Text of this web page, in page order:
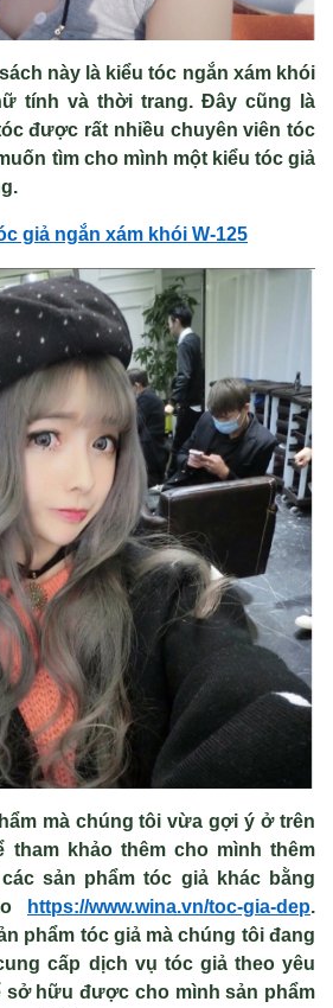
này là kiểu tóc ngắn xám khói
tính và thời trang. Đây cũng là
được rất nhiều chuyên viên tóc
tìm cho mình một kiểu tóc giả
giả ngắn xám khói W-125
mà chúng tôi vừa gợi ý ở trên
tham khảo thêm cho mình thêm
sản phẩm tóc giả khác bằng
https://www.wina.vn/toc-gia-dep.
phẩm tóc giả mà chúng tôi đang
cấp dịch vụ tóc giả theo yêu
sở hữu được cho mình sản phẩm